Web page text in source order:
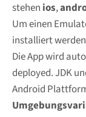
stehen ios,
Um einen
installiert
Die App wird
deployed. JDK
Android